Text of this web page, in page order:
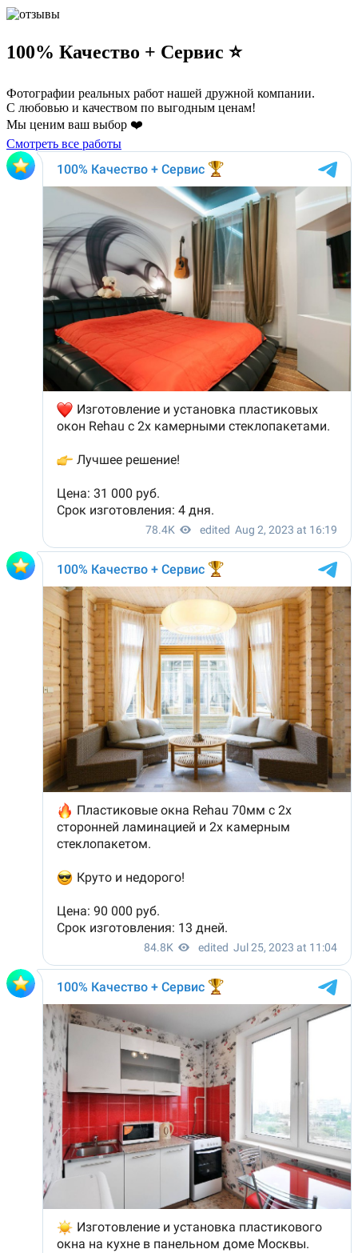
100% Качество + Сервис ⭐️
Фотографии реальных работ нашей дружной компании.
С любовью и качеством по выгодным ценам!
Мы ценим ваш выбор ❤️
Смотреть все работы